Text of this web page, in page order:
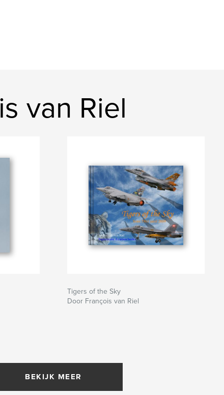
van Riel
Tigers of the Sky
Door François van Riel
BEKIJK MEER